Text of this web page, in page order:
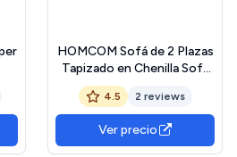
HOMCOM Sofá de 2 Plazas
Tapizado en Chenilla Sofá
de Salón con 2 Almohadas
Lavables y Reposabrazos
de Ratán Sintético Carga
240 kg 123x75x88 cm
Beige
4.5 2 reviews
Ver precio